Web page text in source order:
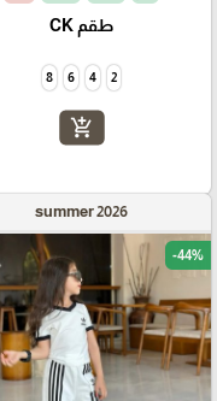
طقم CK
2
4
6
8
add_shopping_cart
summer 2026
-44%